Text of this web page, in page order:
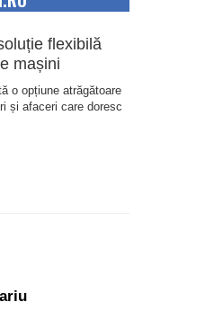
flexibilă
mașini
o opțiune atrăgătoare
și afaceri care doresc